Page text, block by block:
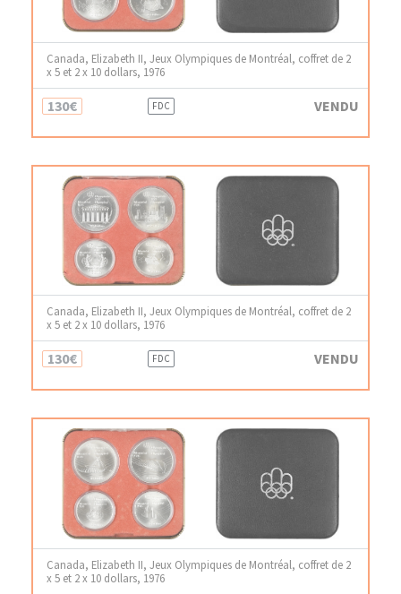
Canada, Elizabeth II, Jeux Olympiques de Montréal, coffret de 2
x 5 et 2 x 10 dollars, 1976
130€ FDC VENDU
Canada, Elizabeth II, Jeux Olympiques de Montréal, coffret de 2
x 5 et 2 x 10 dollars, 1976
130€ FDC VENDU
Canada, Elizabeth II, Jeux Olympiques de Montréal, coffret de 2
x 5 et 2 x 10 dollars, 1976